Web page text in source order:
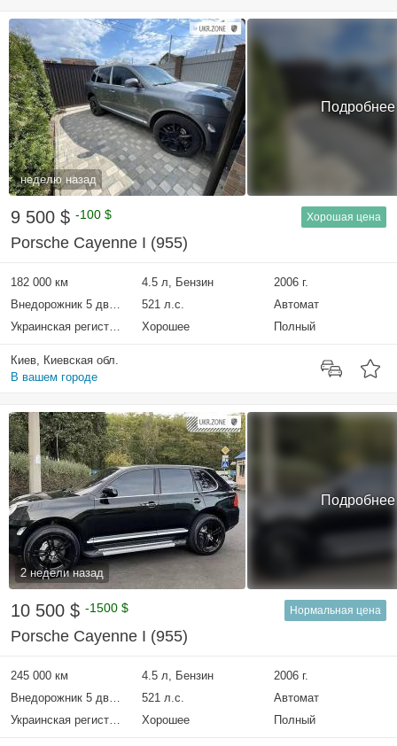
неделю назад
Подробнее
9 500 $ -100 $ Хорошая цена
Porsche Cayenne I (955)
182 000 км 4.5 л, Бензин
2006 г.
Внедорожник 5 дверей
521 л.с.
Автомат
Украинская регистрация
Хорошее Полный
Киев, Киевская обл.
В вашем городе
2 недели назад
Подробнее
10 500 $ -1500 $ Нормальная цена
Porsche Cayenne I (955)
245 000 км 4.5 л, Бензин
2006 г.
Внедорожник 5 дверей
521 л.с.
Автомат
Украинская регистрация
Хорошее Полный